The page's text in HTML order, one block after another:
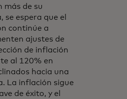
más de su
se espera que el
continúe a
ajustes de
de inflación
al 120% en
hacia una
La inflación sigue
de éxito, y el